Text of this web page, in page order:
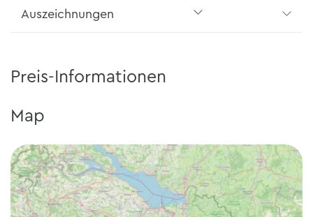
Auszeichnungen
Preis-Informationen
Map